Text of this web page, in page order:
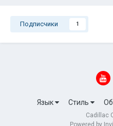
Подписчики 1
Язык Стиль
Cadillac